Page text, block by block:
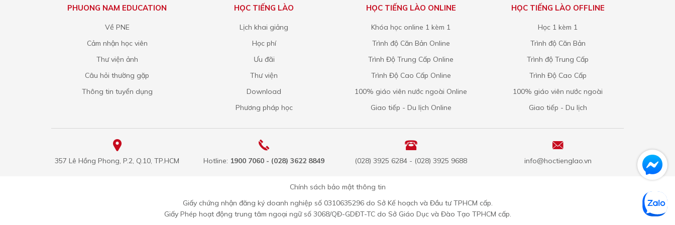
PHUONG NAM EDUCATION
Về PNE
Cảm nhận học viên
Thư viện ảnh
Câu hỏi thường gặp
Thông tin tuyển dụng
HỌC TIẾNG LÀO
Lịch khai giảng
Học phí
Ưu đãi
Thư viện
Download
Phương pháp học
HỌC TIẾNG LÀO ONLINE
Khóa học online 1 kèm 1
Trình độ Căn Bản Online
Trình Độ Trung Cấp Online
Trình Độ Cao Cấp Online
100% giáo viên nước ngoài Online
Giao tiếp - Du lịch Online
HỌC TIẾNG LÀO OFFLINE
Học 1 kèm 1
Trình độ Căn Bản
Trình độ Trung Cấp
Trình Độ Cao Cấp
100% giáo viên nước ngoài
Giao tiếp - Du lịch
357 Lê Hồng Phong, P.2, Q.10, TP.HCM Hotline: 1900 7060 - (028) 3622 8849 (028) 3925 6284 - (028) 3925 9688 info@hoctienglao.vn
Chính sách bảo mật thông tin
Giấy chứng nhận đăng ký doanh nghiệp số 0310635296 do Sở Kế hoạch và Đầu tư TPHCM cấp.
Giấy Phép hoạt động trung tâm ngoại ngữ số 3068/QĐ-GDĐT-TC do Sở Giáo Dục và Đào Tạo TPHCM cấp.